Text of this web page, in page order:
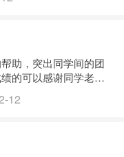
展现状等；有以下选
助，突出同学间的团
的可以感谢同学老
明比赛原因，前期准
爱与老师的指导之类
12